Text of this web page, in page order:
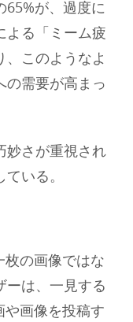
65%が、過度に
よる「ミーム疲
、このようなよ
の需要が高まっ
妙さが重視され
いる。
枚の画像ではな
ーは、一見する
や画像を投稿す